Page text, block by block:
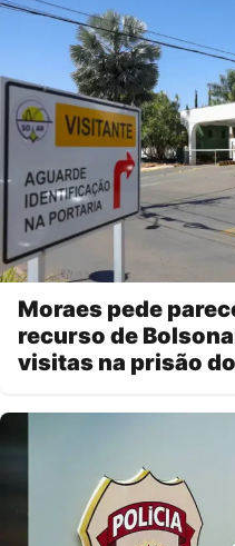
Moraes pede
recurso de
visitas na prisão